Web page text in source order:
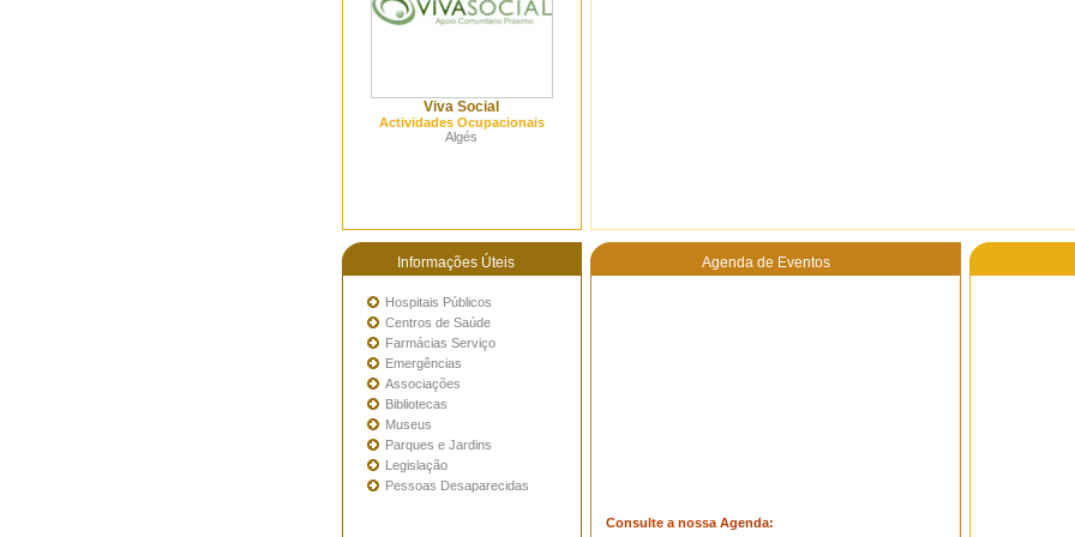
Viva Social
Actividades Ocupacionais
Algés
Informações Úteis Agenda de Eventos
Hospitais Públicos
Centros de Saúde
Farmácias Serviço
Emergências
Associações
Bibliotecas
Museus
Parques e Jardins
Legislação
Pessoas Desaparecidas
Consulte a nossa Agenda: